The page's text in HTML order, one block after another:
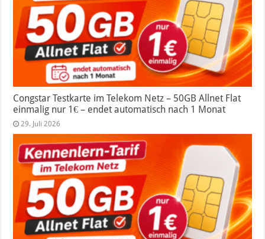
Congstar Testkarte im Telekom Netz – 50GB Allnet Flat
einmalig nur 1€ – endet automatisch nach 1 Monat
29. Juli 2026